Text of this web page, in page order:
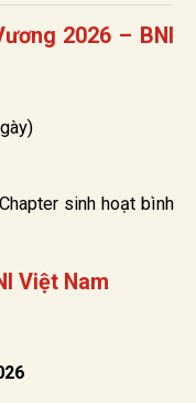
2026 – BNI
sinh hoạt bình
Việt Nam